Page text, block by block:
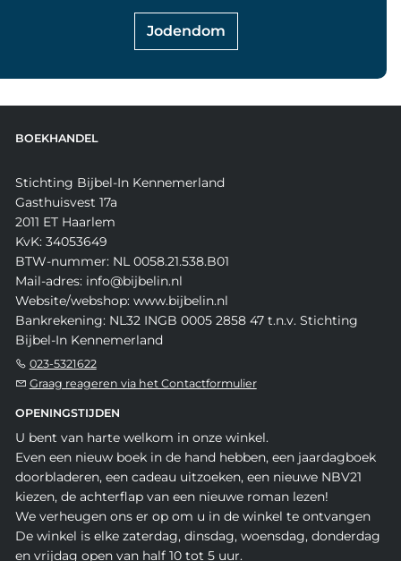
Jodendom
BOEKHANDEL
Stichting Bijbel-In Kennemerland
Gasthuisvest 17a
2011 ET Haarlem
KvK: 34053649
BTW-nummer: NL 0058.21.538.B01
Mail-adres: info@bijbelin.nl
Website/webshop: www.bijbelin.nl
Bankrekening: NL32 INGB 0005 2858 47 t.n.v. Stichting
Bijbel-In Kennemerland
023-5321622
Graag reageren via het Contactformulier
OPENINGSTIJDEN
U bent van harte welkom in onze winkel.
Even een nieuw boek in de hand hebben, een jaardagboek
doorbladeren, een cadeau uitzoeken, een nieuwe NBV21
kiezen, de achterflap van een nieuwe roman lezen!
We verheugen ons er op om u in de winkel te ontvangen
De winkel is elke zaterdag, dinsdag, woensdag, donderdag
en vrijdag open van half 10 tot 5 uur.